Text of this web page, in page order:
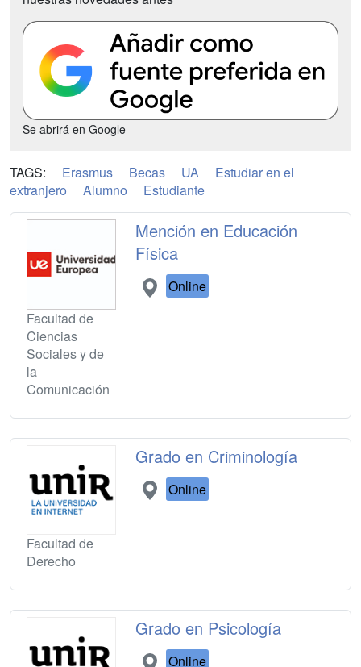
Se abrirá en Google
TAGS: Erasmus Becas UA
Estudiar en el
extranjero
Alumno Estudiante
Facultad de
Ciencias
Sociales y de
la
Comunicación
Mención en Educación
Física
Online
Facultad de
Derecho
Grado en Criminología
Online
Grado en Psicología
Online